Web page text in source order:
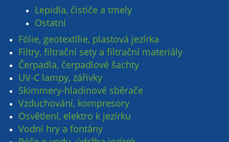
Lepidla, čističe a tmely
Ostatní
Fólie, geotextílie, plastová jezírka
Filtry, filtrační sety a filtrační materiály
Čerpadla, čerpadlové šachty
UV-C lampy, zářivky
Skimmery-hladinové sběrače
Vzduchování, kompresory
Osvětlení, elektro k jezírku
Vodní hry a fontány